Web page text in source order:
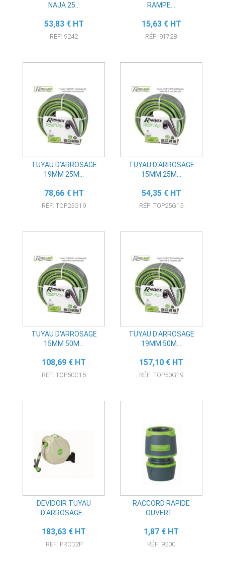
NAJA 25...
Prix
53,83 € HT
RÉF: 9242
RAMPE...
Prix
15,63 € HT
RÉF: 9172B
TUYAU D'ARROSAGE
19MM 25M...
Prix
78,66 € HT
RÉF: TOP25G19
TUYAU D'ARROSAGE
15MM 25M...
Prix
54,35 € HT
RÉF: TOP25G15
TUYAU D'ARROSAGE
15MM 50M...
Prix
108,69 € HT
RÉF: TOP50G15
TUYAU D'ARROSAGE
19MM 50M...
Prix
157,10 € HT
RÉF: TOP50G19
DEVIDOIR TUYAU
D'ARROSAGE...
Prix
183,63 € HT
RÉF: PRD22P
RACCORD RAPIDE
OUVERT...
Prix
1,87 € HT
RÉF: 9200